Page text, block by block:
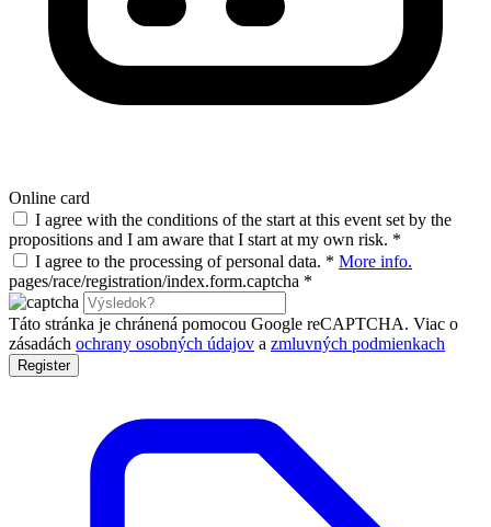
Online card
I agree with the conditions of the start at this event set by the
propositions and I am aware that I start at my own risk. *
I agree to the processing of personal data. * More info.
pages/race/registration/index.form.captcha *
Táto stránka je chránená pomocou Google reCAPTCHA. Viac o
zásadách ochrany osobných údajov a zmluvných podmienkach
Register